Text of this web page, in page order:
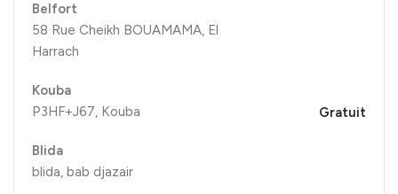
Belfort
58 Rue Cheikh BOUAMAMA, El
Harrach
Kouba
P3HF+J67, Kouba
Blida
blida, bab djazair
Gratuit